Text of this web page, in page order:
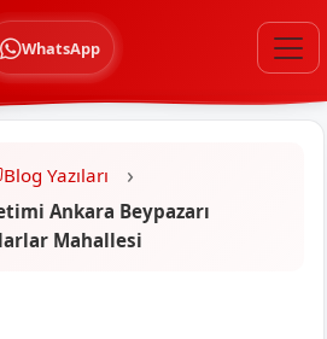
WhatsApp
Blog Yazıları
Ankara Beypazarı
Mahallesi